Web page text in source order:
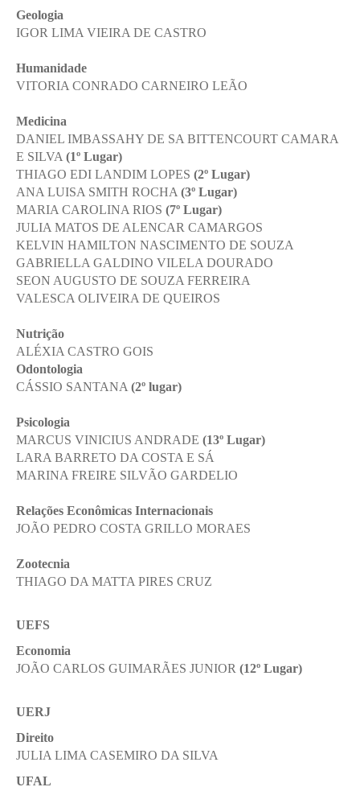
Geologia
IGOR LIMA VIEIRA DE CASTRO
Humanidade
VITORIA CONRADO CARNEIRO LEÃO
Medicina
DANIEL IMBASSAHY DE SA BITTENCOURT CAMARA
E SILVA (1º Lugar)
THIAGO EDI LANDIM LOPES (2º Lugar)
ANA LUISA SMITH ROCHA (3º Lugar)
MARIA CAROLINA RIOS (7º Lugar)
JULIA MATOS DE ALENCAR CAMARGOS
KELVIN HAMILTON NASCIMENTO DE SOUZA
GABRIELLA GALDINO VILELA DOURADO
SEON AUGUSTO DE SOUZA FERREIRA
VALESCA OLIVEIRA DE QUEIROS
Nutrição
ALÉXIA CASTRO GOIS
Odontologia
CÁSSIO SANTANA (2º lugar)
Psicologia
MARCUS VINICIUS ANDRADE (13º Lugar)
LARA BARRETO DA COSTA E SÁ
MARINA FREIRE SILVÃO GARDELIO
Relações Econômicas Internacionais
JOÃO PEDRO COSTA GRILLO MORAES
Zootecnia
THIAGO DA MATTA PIRES CRUZ
UEFS
Economia
JOÃO CARLOS GUIMARÃES JUNIOR (12º Lugar)
UERJ
Direito
JULIA LIMA CASEMIRO DA SILVA
UFAL